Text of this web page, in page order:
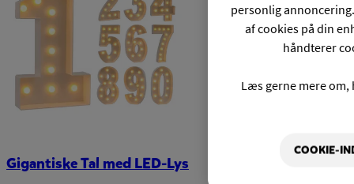
Gigantiske Tal med LED-Lys
personlig
af cookies på din
håndterer
Læs gerne mere
COOKIE-